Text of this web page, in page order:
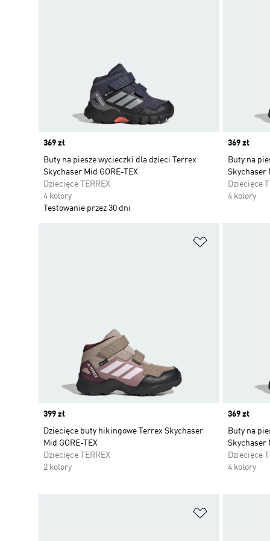
Price
369 zł
Buty na piesze wycieczki dla dzieci Terrex
Skychaser Mid GORE-TEX
Dziecięce TERREX
4 kolory
Testowanie przez 30 dni
Price
369 zł
Buty na
Skychaser
Dziecięce
4 kolory
Price
399 zł
Dziecięce buty hikingowe Terrex Skychaser
Mid GORE-TEX
Dziecięce TERREX
2 kolory
Price
369 zł
Buty na
Skychaser
Dziecięce
4 kolory